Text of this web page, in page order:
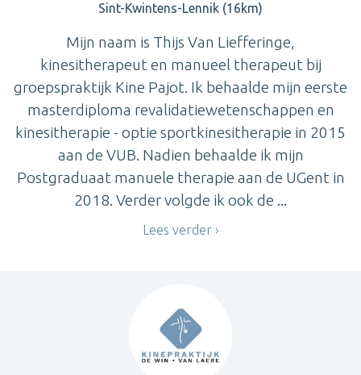
Sint-Kwintens-Lennik (16km)
Mijn naam is Thijs Van Liefferinge,
kinesitherapeut en manueel therapeut bij
groepspraktijk Kine Pajot. Ik behaalde mijn eerste
masterdiploma revalidatiewetenschappen en
kinesitherapie - optie sportkinesitherapie in 2015
aan de VUB. Nadien behaalde ik mijn
Postgraduaat manuele therapie aan de UGent in
2018. Verder volgde ik ook de ...
Lees verder